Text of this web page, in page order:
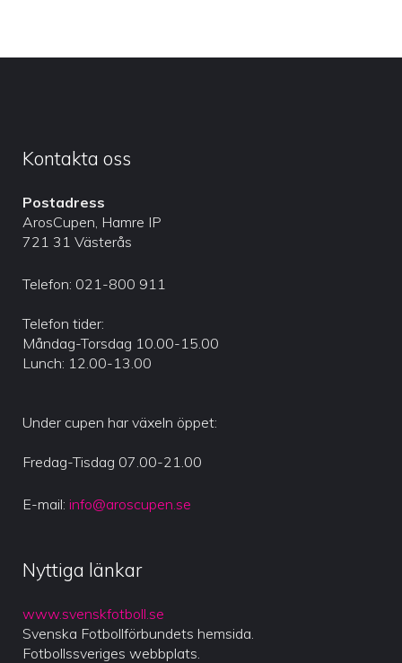
Kontakta oss
Postadress
ArosCupen, Hamre IP
721 31 Västerås
Telefon: 021-800 911
Telefon tider:
Måndag-Torsdag 10.00-15.00
Lunch: 12.00-13.00
Under cupen har växeln öppet:
Fredag-Tisdag 07.00-21.00
E-mail: info@aroscupen.se
Nyttiga länkar
www.svenskfotboll.se
Svenska Fotbollförbundets hemsida.
Fotbollssveriges webbplats.